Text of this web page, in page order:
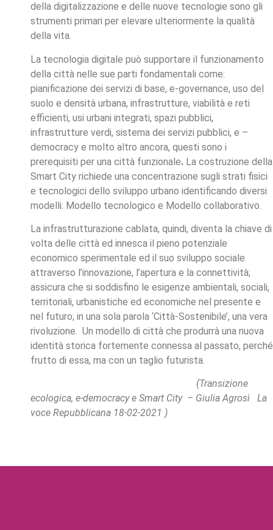
della digitalizzazione e delle nuove tecnologie sono gli
strumenti primari per elevare ulteriormente la qualità
della vita.
La tecnologia digitale può supportare il funzionamento
della città nelle sue parti fondamentali come:
pianificazione dei servizi di base, e-governance, uso del
suolo e densità urbana, infrastrutture, viabilità e reti
efficienti, usi urbani integrati, spazi pubblici,
infrastrutture verdi, sistema dei servizi pubblici, e –
democracy e molto altro ancora, questi sono i
prerequisiti per una città funzionale. La costruzione della
Smart City richiede una concentrazione sugli strati fisici
e tecnologici dello sviluppo urbano identificando diversi
modelli: Modello tecnologico e Modello collaborativo.
La infrastrutturazione cablata, quindi, diventa la chiave di
volta delle città ed innesca il pieno potenziale
economico sperimentale ed il suo sviluppo sociale
attraverso l’innovazione, l’apertura e la connettività;
assicura che si soddisfino le esigenze ambientali, sociali,
territoriali, urbanistiche ed economiche nel presente e
nel futuro; in una sola parola ‘Città-Sostenibile’, una vera
rivoluzione. Un modello di città che produrrà una nuova
identità storica fortemente connessa al passato, perché
frutto di essa, ma con un taglio futurista.
(Transizione
ecologica, e-democracy e Smart City – Giulia Agrosì La
voce Repubblicana 18-02-2021 )